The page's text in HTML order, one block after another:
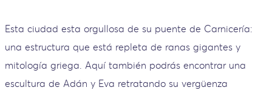
Esta ciudad esta orgullosa de su puente de Carnicería:
una estructura que está repleta de ranas gigantes y
mitología griega. Aquí también podrás encontrar una
escultura de Adán y Eva retratando su vergüenza